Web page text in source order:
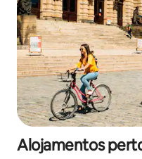
Alojamentos